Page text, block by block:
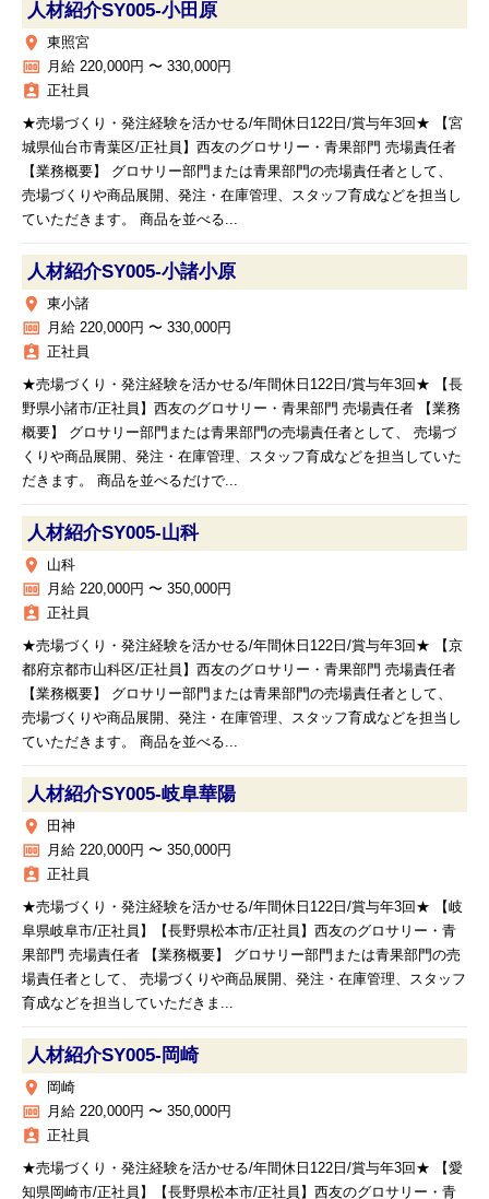
人材紹介SY005‐小田原
place 東照宮
money 月給 220,000円 〜 330,000円
assignment_ind 正社員
★売場づくり・発注経験を活かせる/年間休日122日/賞与年3回★ 【宮
城県仙台市青葉区/正社員】西友のグロサリー・青果部門 売場責任者
【業務概要】 グロサリー部門または青果部門の売場責任者として、
売場づくりや商品展開、発注・在庫管理、スタッフ育成などを担当し
ていただきます。 商品を並べる...
人材紹介SY005‐小諸小原
place 東小諸
money 月給 220,000円 〜 330,000円
assignment_ind 正社員
★売場づくり・発注経験を活かせる/年間休日122日/賞与年3回★ 【長
野県小諸市/正社員】西友のグロサリー・青果部門 売場責任者 【業務
概要】 グロサリー部門または青果部門の売場責任者として、 売場づ
くりや商品展開、発注・在庫管理、スタッフ育成などを担当していた
だきます。 商品を並べるだけで...
人材紹介SY005‐山科
place 山科
money 月給 220,000円 〜 350,000円
assignment_ind 正社員
★売場づくり・発注経験を活かせる/年間休日122日/賞与年3回★ 【京
都府京都市山科区/正社員】西友のグロサリー・青果部門 売場責任者
【業務概要】 グロサリー部門または青果部門の売場責任者として、
売場づくりや商品展開、発注・在庫管理、スタッフ育成などを担当し
ていただきます。 商品を並べる...
人材紹介SY005‐岐阜華陽
place 田神
money 月給 220,000円 〜 350,000円
assignment_ind 正社員
★売場づくり・発注経験を活かせる/年間休日122日/賞与年3回★ 【岐
阜県岐阜市/正社員】【長野県松本市/正社員】西友のグロサリー・青
果部門 売場責任者 【業務概要】 グロサリー部門または青果部門の売
場責任者として、 売場づくりや商品展開、発注・在庫管理、スタッフ
育成などを担当していただきま...
人材紹介SY005‐岡崎
place 岡崎
money 月給 220,000円 〜 350,000円
assignment_ind 正社員
★売場づくり・発注経験を活かせる/年間休日122日/賞与年3回★ 【愛
知県岡崎市/正社員】【長野県松本市/正社員】西友のグロサリー・青